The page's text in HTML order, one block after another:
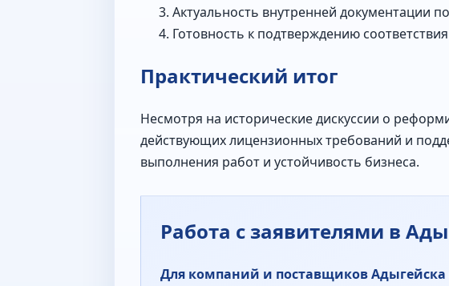
Актуальность внутренней документации
Готовность к подтверждению
Практический итог
Несмотря на исторические дискуссии о
действующих лицензионных требований и
выполнения работ и устойчивость бизнеса.
Работа с заявителями в
Для компаний и поставщиков